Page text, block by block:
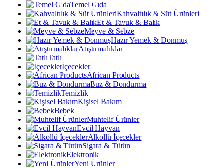
Temel Gıda
Kahvaltılık & Süt Ürünleri
Et & Tavuk & Balık
Meyve & Sebze
Hazır Yemek & Donmuş
Atıştırmalıklar
Tatlı
İçecekler
African Products
Buz & Dondurma
Temizlik
Kişisel Bakım
Bebek
Muhtelif Ürünler
Evcil Hayvan
Alkollü İçecekler
Sigara & Tütün
Elektronik
Yeni Ürünler